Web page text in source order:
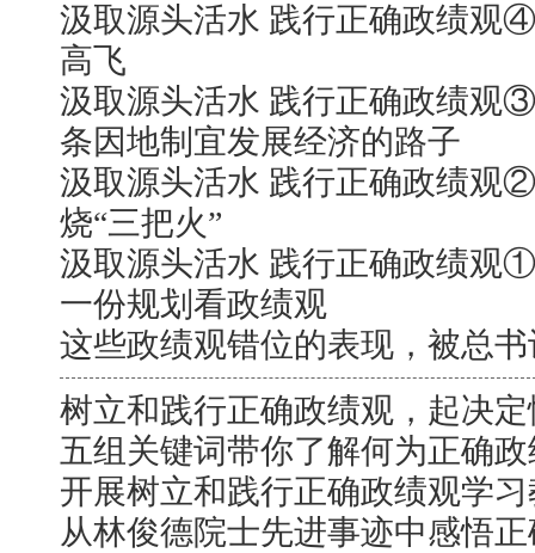
汲取源头活水 践行正确政绩观
高飞
汲取源头活水 践行正确政绩观
条因地制宜发展经济的路子
汲取源头活水 践行正确政绩观
烧“三把火”
汲取源头活水 践行正确政绩观
一份规划看政绩观
这些政绩观错位的表现，被总
树立和践行正确政绩观，起决
五组关键词带你了解何为正确
开展树立和践行正确政绩观学
从林俊德院士先进事迹中感悟